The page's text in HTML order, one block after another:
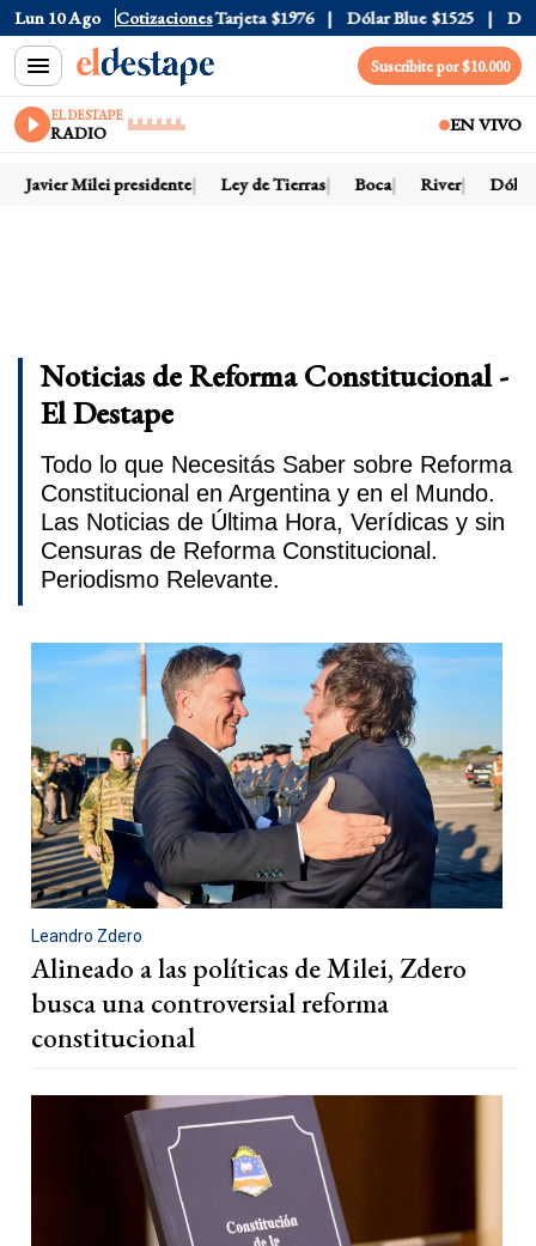
Lun 10 Ago Cotizaciones
$1520 Dólar Tarjeta $1976 Dólar Blue $1525 Dólar
Suscribite por $10.000
EL DESTAPE
RADIO EN VIVO
Javier Milei presidente Ley de Tierras Boca River Dólar
Noticias de Reforma Constitucional -
El Destape
Todo lo que Necesitás Saber sobre Reforma
Constitucional en Argentina y en el Mundo.
Las Noticias de Última Hora, Verídicas y sin
Censuras de Reforma Constitucional.
Periodismo Relevante.
Leandro Zdero
Alineado a las políticas de Milei, Zdero
busca una controversial reforma
constitucional